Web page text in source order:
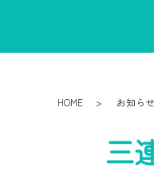
HOME お知らせ
三